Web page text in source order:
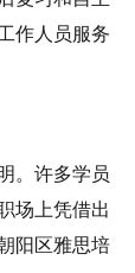
作人员服务
。许多学员
场上凭借出
阳区雅思培